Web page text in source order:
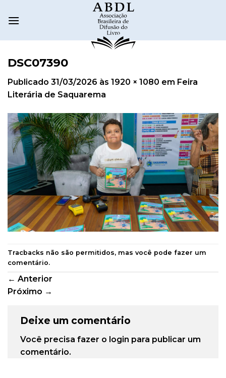
DSC07390
Publicado 31/03/2026 às 1920 × 1080 em Feira
Literária de Saquarema
Tracbacks não são permitidos, mas você pode fazer um
comentário.
← Anterior
Próximo →
Deixe um comentário
Você precisa fazer o login para publicar um
comentário.